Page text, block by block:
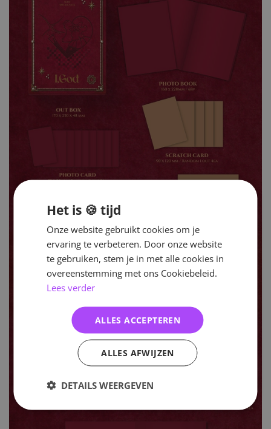
Het is 🍪 tijd
Onze website gebruikt cookies om je
ervaring te verbeteren. Door onze website
te gebruiken, stem je in met alle cookies in
overeenstemming met ons Cookiebeleid.
Lees verder
ALLES ACCEPTEREN
ALLES AFWIJZEN
DETAILS WEERGEVEN